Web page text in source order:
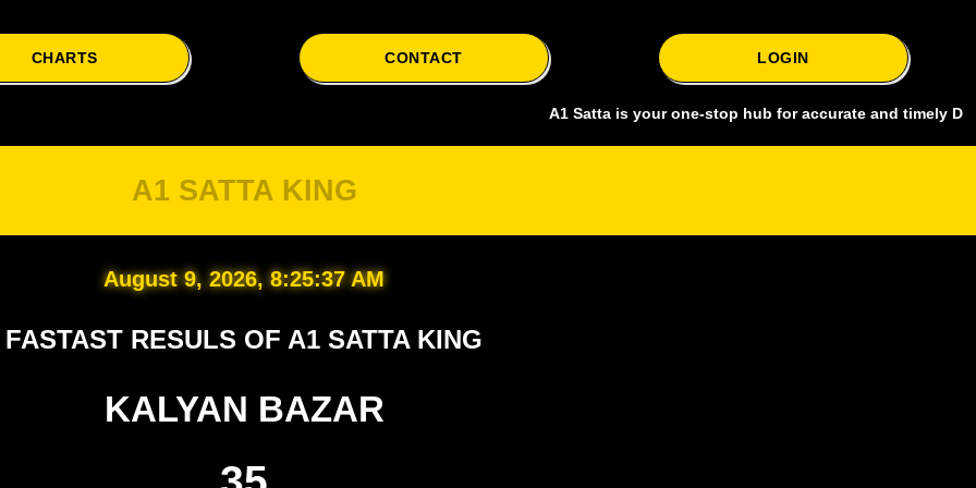
CHARTS CONTACT LOGIN
A1 Satta is your one-stop hub for accurate and timely Delhi
A1 SATTA KING
August 9, 2026, 8:25:38 AM
FASTAST RESULS OF A1 SATTA KING
KALYAN BAZAR